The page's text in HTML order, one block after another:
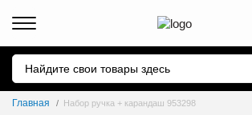
Главная Набор ручка + карандаш 953298